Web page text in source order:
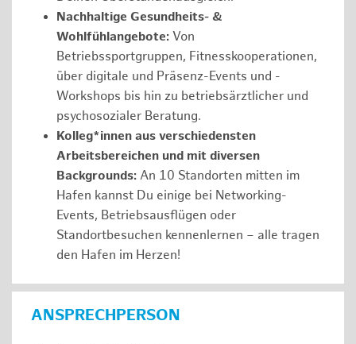
Nachhaltige Gesundheits- &
Wohlfühlangebote: Von
Betriebssportgruppen, Fitnesskooperationen,
über digitale und Präsenz-Events und -
Workshops bis hin zu betriebsärztlicher und
psychosozialer Beratung.
Kolleg*innen aus verschiedensten
Arbeitsbereichen und mit diversen
Backgrounds: An 10 Standorten mitten im
Hafen kannst Du einige bei Networking-
Events, Betriebsausflügen oder
Standortbesuchen kennenlernen – alle tragen
den Hafen im Herzen!
ANSPRECHPERSON